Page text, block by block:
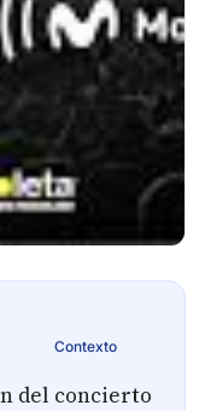
Contexto
del concierto